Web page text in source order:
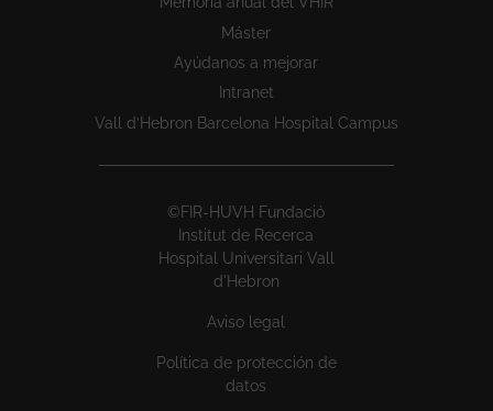
Máster
Ayúdanos a mejorar
Intranet
Vall d’Hebron Barcelona Hospital Campus
©FIR-HUVH Fundació
Institut de Recerca
Hospital Universitari Vall
d'Hebron
Aviso legal
Política de protección de
datos